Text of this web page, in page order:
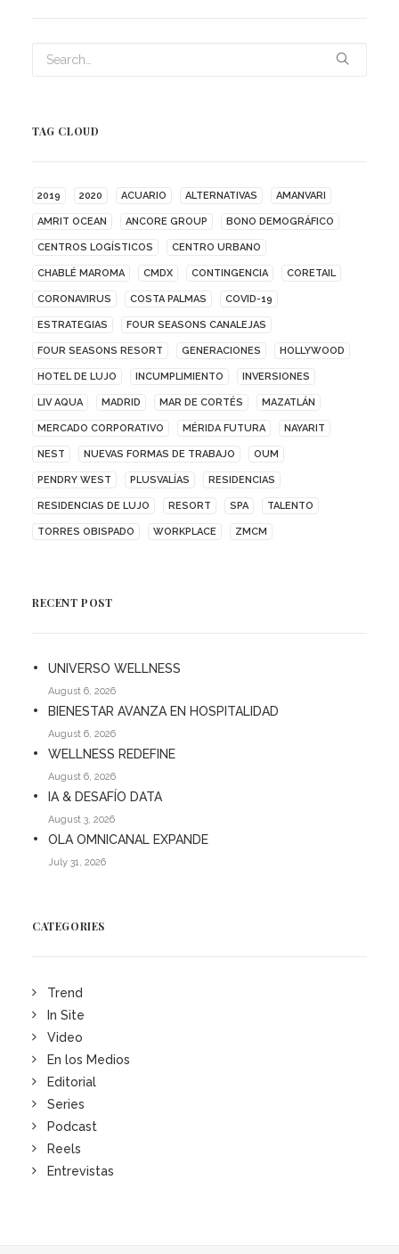
TAG CLOUD
2019 2020 ACUARIO ALTERNATIVAS AMANVARI
AMRIT OCEAN ANCORE GROUP BONO DEMOGRÁFICO
CENTROS LOGÍSTICOS CENTRO URBANO
CHABLÉ MAROMA CMDX CONTINGENCIA CORETAIL
CORONAVIRUS COSTA PALMAS COVID-19
ESTRATEGIAS FOUR SEASONS CANALEJAS
FOUR SEASONS RESORT GENERACIONES HOLLYWOOD
HOTEL DE LUJO INCUMPLIMIENTO INVERSIONES
LIV AQUA MADRID MAR DE CORTÉS MAZATLÁN
MERCADO CORPORATIVO MÉRIDA FUTURA NAYARIT
NEST NUEVAS FORMAS DE TRABAJO OUM
PENDRY WEST PLUSVALÍAS RESIDENCIAS
RESIDENCIAS DE LUJO RESORT SPA TALENTO
TORRES OBISPADO WORKPLACE ZMCM
RECENT POST
UNIVERSO WELLNESS
August 6, 2026
BIENESTAR AVANZA EN HOSPITALIDAD
August 6, 2026
WELLNESS REDEFINE
August 6, 2026
IA & DESAFÍO DATA
August 3, 2026
OLA OMNICANAL EXPANDE
July 31, 2026
CATEGORIES
Trend
In Site
Video
En los Medios
Editorial
Series
Podcast
Reels
Entrevistas